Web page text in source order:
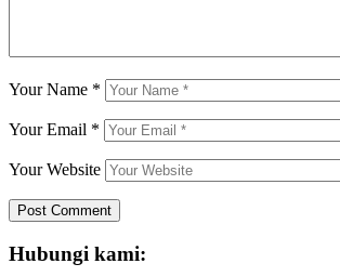
Your Name *
Your Email *
Your Website
Hubungi kami: